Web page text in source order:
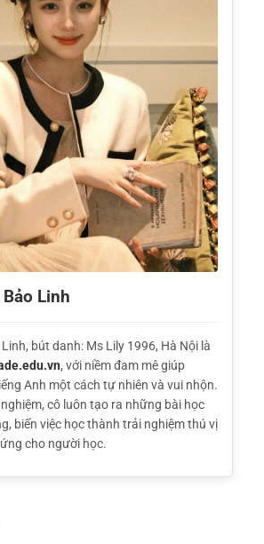
Linh
bút danh: Ms Lily 1996, Hà Nội là
, với niềm đam mê giúp
Anh một cách tự nhiên và vui nhộn.
cô luôn tạo ra những bài học
biến việc học thành trải nghiệm thú vị
cho người học.